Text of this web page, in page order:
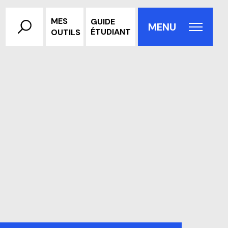
RechercherMES
OUTILS
GUIDE
ÉTUDIANT
MENU